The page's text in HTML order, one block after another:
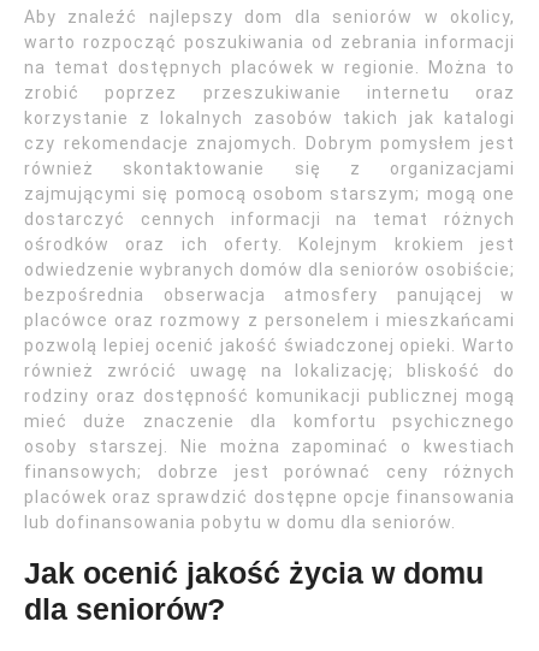
Aby znaleźć najlepszy dom dla seniorów w okolicy,
warto rozpocząć poszukiwania od zebrania informacji
na temat dostępnych placówek w regionie. Można to
zrobić poprzez przeszukiwanie internetu oraz
korzystanie z lokalnych zasobów takich jak katalogi
czy rekomendacje znajomych. Dobrym pomysłem jest
również skontaktowanie się z organizacjami
zajmującymi się pomocą osobom starszym; mogą one
dostarczyć cennych informacji na temat różnych
ośrodków oraz ich oferty. Kolejnym krokiem jest
odwiedzenie wybranych domów dla seniorów osobiście;
bezpośrednia obserwacja atmosfery panującej w
placówce oraz rozmowy z personelem i mieszkańcami
pozwolą lepiej ocenić jakość świadczonej opieki. Warto
również zwrócić uwagę na lokalizację; bliskość do
rodziny oraz dostępność komunikacji publicznej mogą
mieć duże znaczenie dla komfortu psychicznego
osoby starszej. Nie można zapominać o kwestiach
finansowych; dobrze jest porównać ceny różnych
placówek oraz sprawdzić dostępne opcje finansowania
lub dofinansowania pobytu w domu dla seniorów.
Jak ocenić jakość życia w domu
dla seniorów?